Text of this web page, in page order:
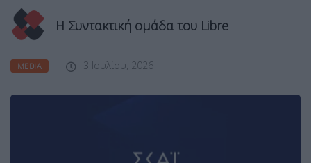
Η Συντακτική ομάδα του Libre
MEDIA 3 Ιουλίου, 2026